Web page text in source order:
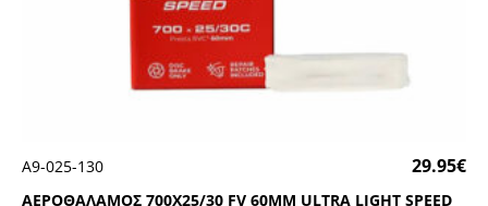
ΑΕΡΟΘΑΛΑΜΟΣ 700Χ25/30 FV 60ΜΜ ULΤRΑ LΙGΗΤ SΡΕΕD
Α9-025-130 29.95€